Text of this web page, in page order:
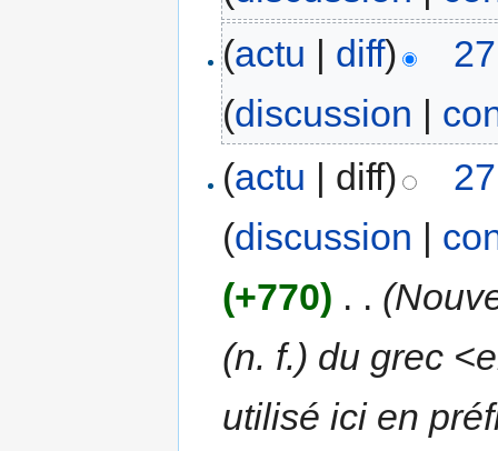
(actu | diff)
(discussion |
(actu | diff)
(discussion |
(+770) . .
(n. f.) du grec
utilisé ici en